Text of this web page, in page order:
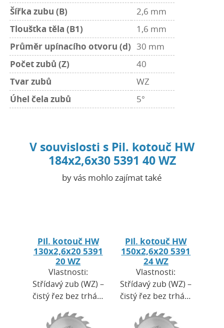
Šířka zubu (B)
2,6 mm
Tloušťka těla (B1)
1,6 mm
Průměr upínacího otvoru (d) 30 mm
Počet zubů (Z)
40
Tvar zubů
WZ
Úhel čela zubů
5°
V souvislosti s Pil. kotouč HW
184x2,6x30 5391 40 WZ
by vás mohlo zajímat také
Pil. kotouč HW
130x2,6x20 5391
20 WZ
Vlastnosti:
Střídavý zub (WZ) –
čistý řez bez trhání
úhel 10° poskytuje
Pil. kotouč HW
150x2,6x20 5391
24 WZ
Vlastnosti:
Střídavý zub (WZ) –
čistý řez bez trhání
úhel 10° poskytuje